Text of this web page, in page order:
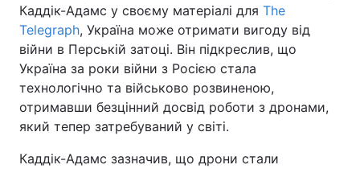
Каддік-Адамс у своєму матеріалі для The
Telegraph, Україна може отримати вигоду від
війни в Перській затоці. Він підкреслив, що
Україна за роки війни з Росією стала
технологічно та військово розвиненою,
отримавши безцінний досвід роботи з дронами,
який тепер затребуваний у світі.
Каддік-Адамс зазначив, що дрони стали